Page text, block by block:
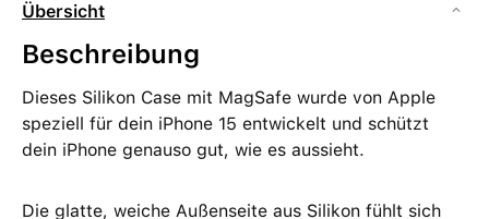
Übersicht
Beschreibung
Dieses Silikon Case mit MagSafe wurde von Apple
speziell für dein iPhone 15 entwickelt und schützt
dein iPhone genauso gut, wie es aussieht.
Die glatte, weiche Außenseite aus Silikon fühlt sich